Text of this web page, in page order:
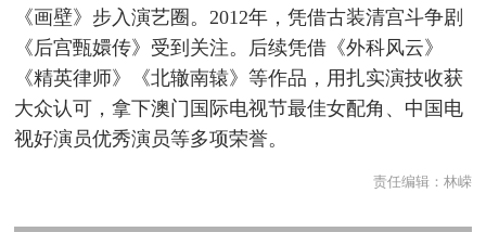
《画壁》步入演艺圈。2012年，凭借古装清宫斗争剧
《后宫甄嬛传》受到关注。后续凭借《外科风云》
《精英律师》《北辙南辕》等作品，用扎实演技收获
大众认可，拿下澳门国际电视节最佳女配角、中国电
视好演员优秀演员等多项荣誉。
责任编辑： 林嵘